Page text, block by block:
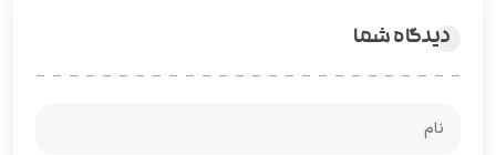
دیدگاه شما